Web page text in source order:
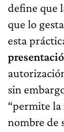
define que
que lo
esta
sin
“permite la
nombre de